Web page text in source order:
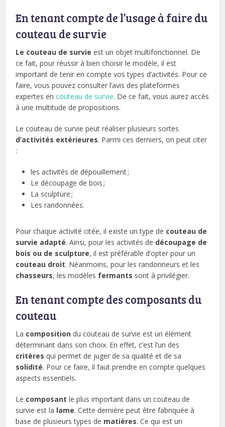
En tenant compte de l’usage à faire du
couteau de survie
Le couteau de survieest un objet multifonctionnel. De
ce fait, pour réussir à bien choisir le modèle, il est
important de tenir en compte vos types d’activités. Pour ce
faire, vous pouvez consulter l’avis des plateformes
expertes encouteau de survie. De ce fait, vous aurez accès
à une multitude de propositions.
Le couteau de survie peut réaliser plusieurs sortes
d’activités extérieures. Parmi ces derniers, on peut citer
:
les activités de dépouillement ;
Le découpage de bois ;
La sculpture ;
Les randonnées.
Pour chaque activité citée, il existe un type de couteau de
survie adapté. Ainsi, pour les activités de découpage de
bois ou de sculpture, il est préférable d’opter pour un
couteau droit. Néanmoins, pour les randonneurs et les
chasseurs, les modèles fermants sont à privilégier.
En tenant compte des composants du
couteau
La composition du couteau de survie est un élément
déterminant dans son choix. En effet, c’est l’un des
critères qui permet de juger de sa qualité et de sa
solidité. Pour ce faire, il faut prendre en compte quelques
aspects essentiels.
Le composant le plus important dans un couteau de
survie est la lame. Cette dernière peut être fabriquée à
base de plusieurs types de matières. Ce qui est un